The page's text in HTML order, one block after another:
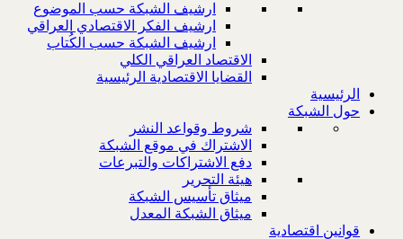
ارشيف الشبكة حسب الموضوع
ارشيف الفكر الاقتصادي العراقي
ارشيف الشبكة حسب الكُتاب
الاقتصاد العراقي الكلي
القضايا الاقتصادية الرئيسية
الرئيسية
حول الشبكة
شروط وقواعد النشر
الاشتراك في موقع الشبكة
دفع الاشتراكات والتبرعات
هيئة التحرير
ميثاق تأسيس الشبكة
ميثاق الشبكة المعدل
قوانين اقتصادية